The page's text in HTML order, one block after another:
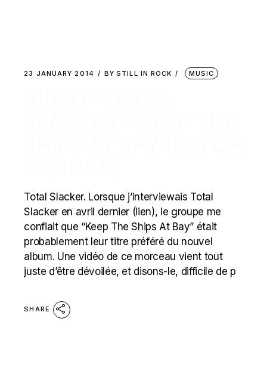
23 JANUARY 2014 BY STILL IN ROCK MUSIC
Total Slacker. Lorsque j’interviewais Total
Slacker en avril dernier (lien), le groupe me
confiait que “Keep The Ships At Bay” était
probablement leur titre préféré du nouvel
album. Une vidéo de ce morceau vient tout
juste d’être dévoilée, et disons-le, difficile de p
SHARE